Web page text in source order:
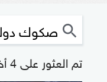
تم العثور على 4 أخبار "صكوك دولية"